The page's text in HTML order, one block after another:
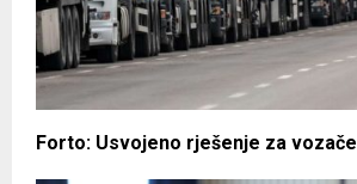
Forto: Usvojeno rješenje za vozače